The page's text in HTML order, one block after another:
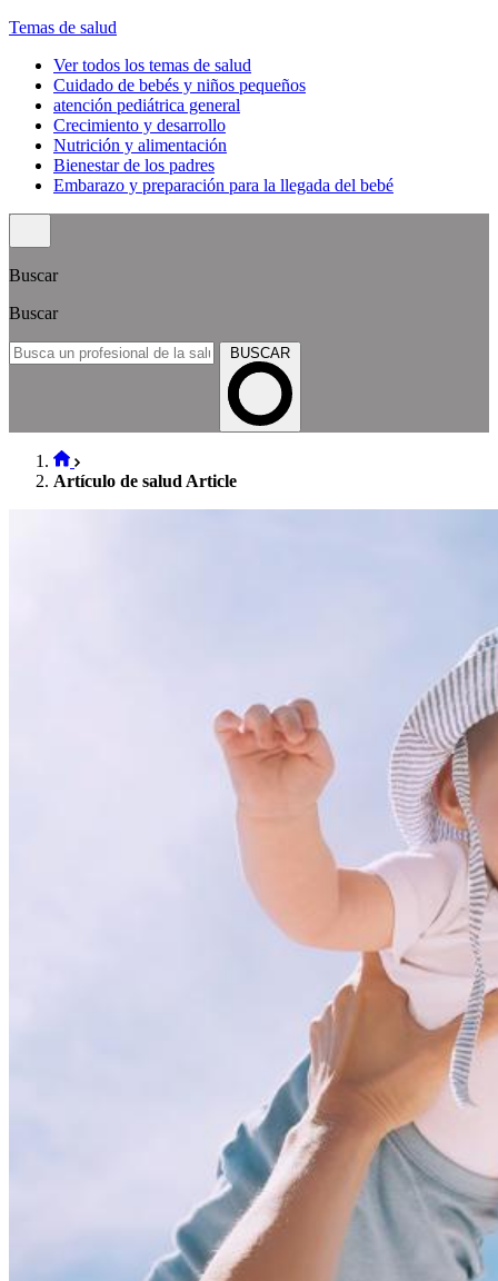
Temas de salud
Ver todos los temas de salud
Cuidado de bebés y niños pequeños
atención pediátrica general
Crecimiento y desarrollo
Nutrición y alimentación
Bienestar de los padres
Embarazo y preparación para la llegada del bebé
Buscar
Buscar
BUSCAR
Artículo de salud Article